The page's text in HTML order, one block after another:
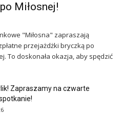
Miłosnej!
"Miłosna" zapraszają
przejażdżki bryczką po
To doskonała okazja, aby spędzić
Zapraszamy na czwarte